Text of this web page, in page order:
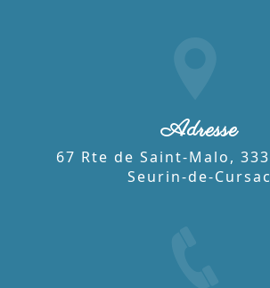
Adresse
67 Rte de Saint-Malo, 33390 Saint-
Seurin-de-Cursac